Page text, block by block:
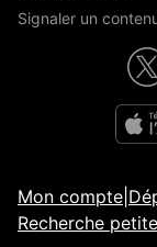
Signaler un
Mon compte
Recherche